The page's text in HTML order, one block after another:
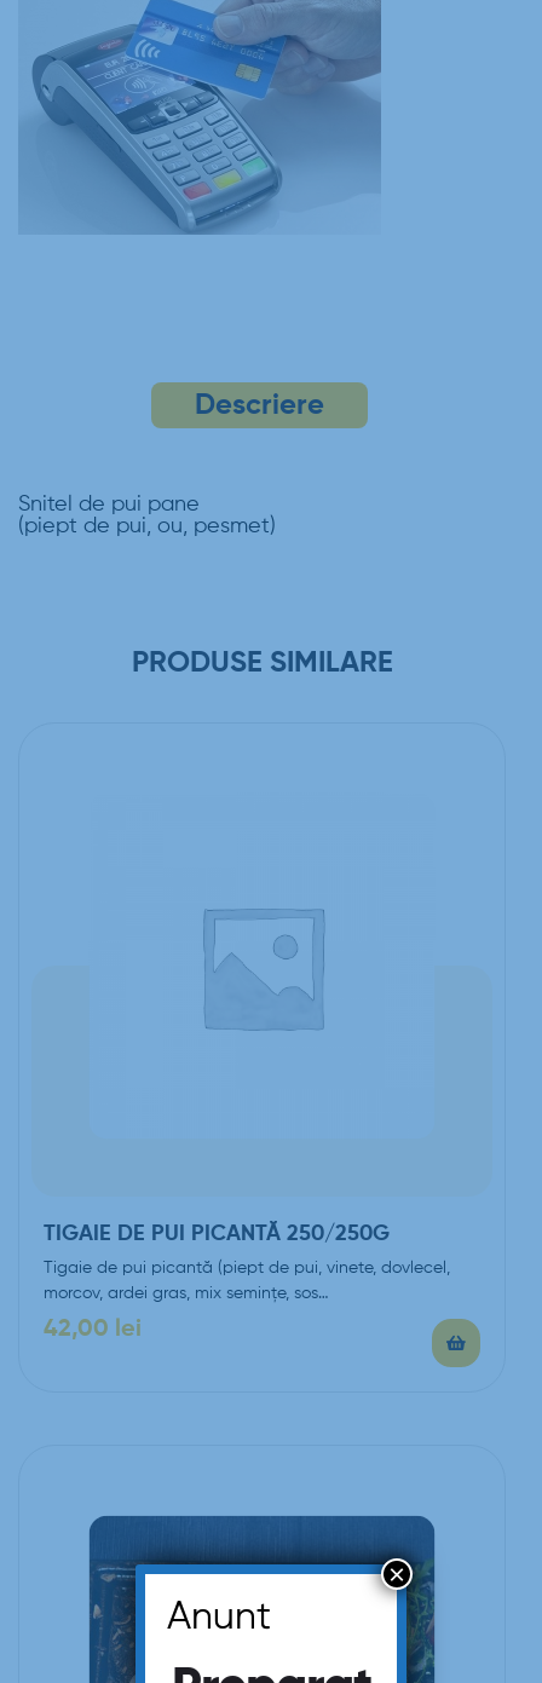
Descriere
Snitel de pui pane
(piept de pui, ou, pesmet)
PRODUSE SIMILARE
TIGAIE DE PUI PICANTĂ 250/250G
Tigaie de pui picantă (piept de pui, vinete, dovlecel,
morcov, ardei gras, mix semințe, sos…
42,00 lei
Anunt
×